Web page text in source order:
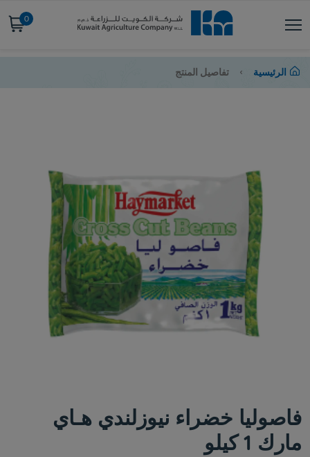
0
الرئيسية تفاصيل المنتج
فاصوليا خضراء نيوزلندي هـاي
مارك 1 كيلو